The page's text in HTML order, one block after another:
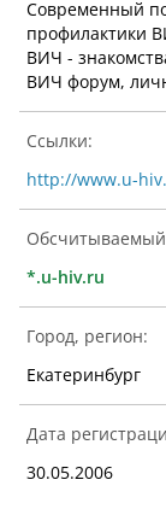
Современный
профилактики
ВИЧ -
ВИЧ форум,
Ссылки:
http://www.u-
*.u-hiv.ru
Город, регион:
Екатеринбург
Дата
30.05.2006